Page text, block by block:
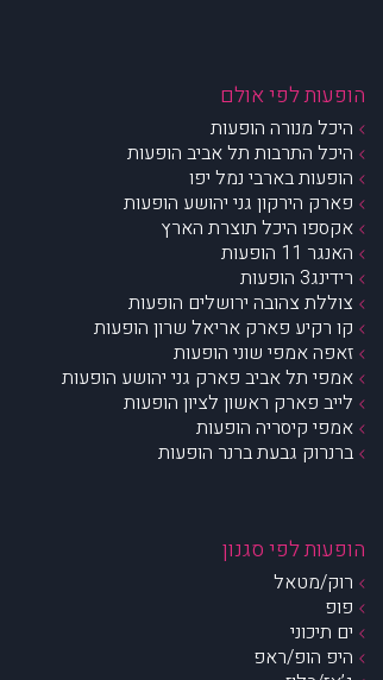
הופעות לפי אולם
היכל מנורה הופעות
היכל התרבות תל אביב הופעות
הופעות בארבי נמל יפו
פארק הירקון גני יהושע הופעות
אקספו היכל תוצרת הארץ
האנגר 11 הופעות
רידינג3 הופעות
צוללת צהובה ירושלים הופעות
קו רקיע פארק אריאל שרון הופעות
זאפה אמפי שוני הופעות
אמפי תל אביב פארק גני יהושע הופעות
לייב פארק ראשון לציון הופעות
אמפי קיסריה הופעות
ברנרוק גבעת ברנר הופעות
הופעות לפי סגנון
רוק/מטאל
פופ
ים תיכוני
היפ הופ/ראפ